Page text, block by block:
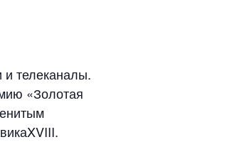
и телеканалы.
«Золотая